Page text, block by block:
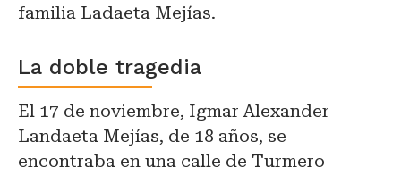
familia Ladaeta Mejías.
La doble tragedia
El 17 de noviembre, Igmar Alexander
Landaeta Mejías, de 18 años, se
encontraba en una calle de Turmero